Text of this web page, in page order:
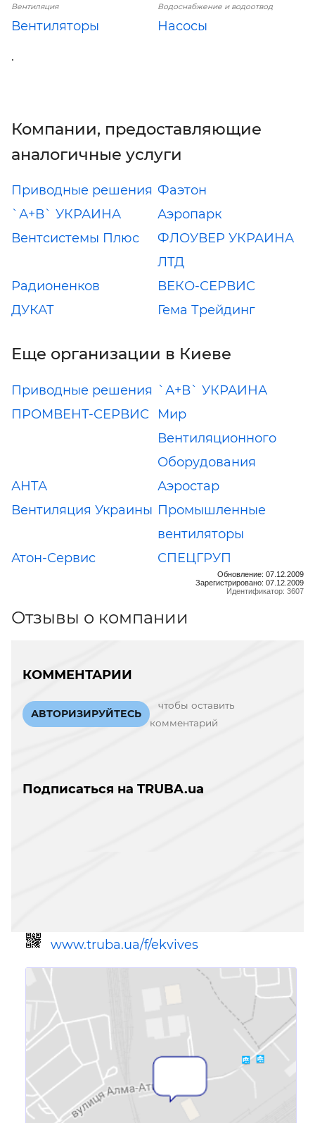
Вентиляция
Вентиляторы
Водоснабжение и водоотвод
Насосы
.
Компании, предоставляющие
аналогичные услуги
Приводные решения Фаэтон
`А+В` УКРАИНА
Аэропарк
Вентсистемы Плюс
ФЛОУВЕР УКРАИНА
ЛТД
Радионенков
ВЕКО-СЕРВИС
ДУКАТ
Гема Трейдинг
Еще организации в Киеве
Приводные решения `А+В` УКРАИНА
ПРОМВЕНТ-СЕРВИС
Мир
Вентиляционного
Оборудования
АНТА
Аэростар
Вентиляция Украины Промышленные
вентиляторы
Атон-Сервис
СПЕЦГРУП
Обновление: 07.12.2009
Зарегистрировано: 07.12.2009
Идентификатор: 3607
Отзывы о компании
КОММЕНТАРИИ
АВТОРИЗИРУЙТЕСЬ
чтобы оставить
комментарий
Подписаться на TRUBA.ua
www.truba.ua/f/ekvives
Ссылка для мобильных устройств